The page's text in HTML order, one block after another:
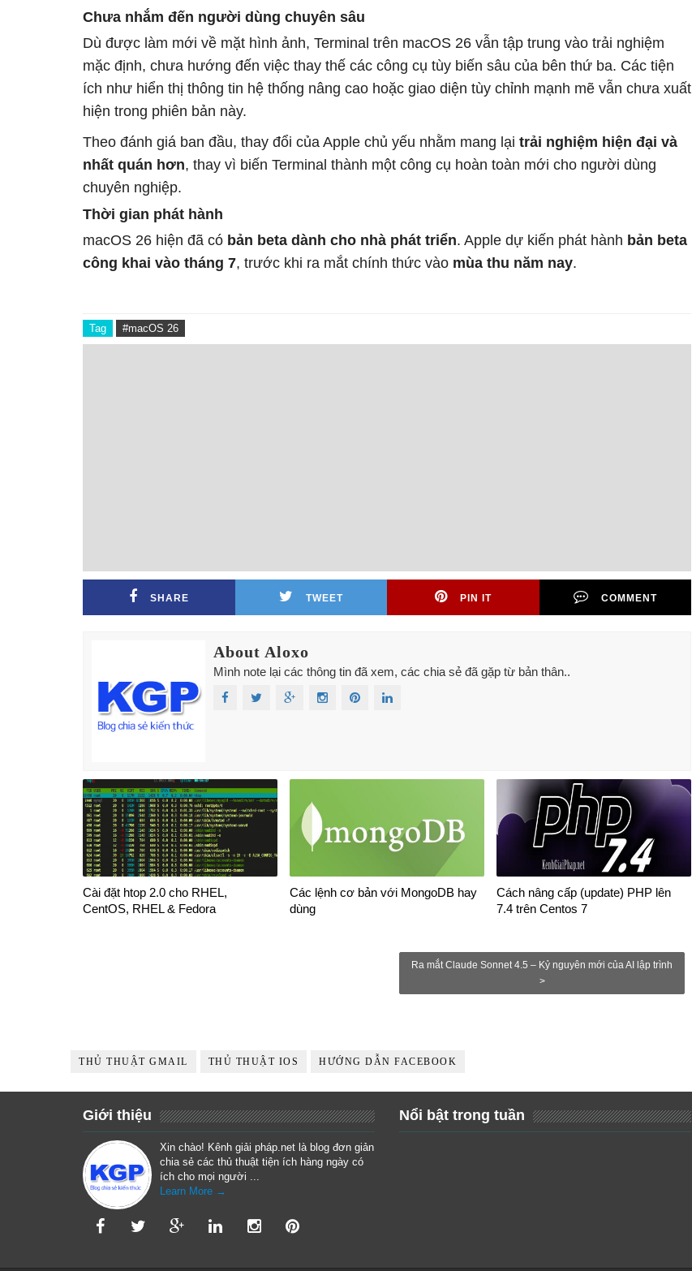
Chưa nhắm đến người dùng chuyên sâu
Dù được làm mới về mặt hình ảnh, Terminal trên macOS 26 vẫn tập trung vào trải nghiệm
mặc định, chưa hướng đến việc thay thế các công cụ tùy biến sâu của bên thứ ba. Các tiện
ích như hiển thị thông tin hệ thống nâng cao hoặc giao diện tùy chỉnh mạnh mẽ vẫn chưa xuất
hiện trong phiên bản này.
Theo đánh giá ban đầu, thay đổi của Apple chủ yếu nhằm mang lại trải nghiệm hiện đại và
nhất quán hơn, thay vì biến Terminal thành một công cụ hoàn toàn mới cho người dùng
chuyên nghiệp.
Thời gian phát hành
macOS 26 hiện đã có bản beta dành cho nhà phát triển. Apple dự kiến phát hành bản beta
công khai vào tháng 7, trước khi ra mắt chính thức vào mùa thu năm nay.
Tag #macOS 26
SHARE TWEET PIN IT COMMENT
About Aloxo
Mình note lại các thông tin đã xem, các chia sẻ đã gặp từ bản thân..
Cài đặt htop 2.0 cho RHEL,
CentOS, RHEL & Fedora
Các lệnh cơ bản với MongoDB hay
dùng
Cách nâng cấp (update) PHP lên
7.4 trên Centos 7
Ra mắt Claude Sonnet 4.5 – Kỷ nguyên mới của AI lập trình
>
THỦ THUẬT GMAIL THỦ THUẬT IOS HƯỚNG DẪN FACEBOOK
Giới thiệu
Xin chào! Kênh giải pháp.net là blog đơn giản
chia sẻ các thủ thuật tiện ích hàng ngày có
ích cho mọi người ...
Learn More →
Nổi bật trong tuần